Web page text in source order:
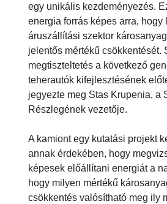
egy unikális kezdeményezés.
energia forrás képes arra, hogy
áruszállítási szektor
jelentős mértékű csökkentését.
megtiszteltetés a következő
teherautók kifejlesztésének
jegyezte meg Stas Krupenia, a
Részlegének vezetője.
A kamiont egy kutatási projekt
annak érdekében, hogy
képesek előállítani energiát a
hogy milyen mértékű
csökkentés valósítható meg ily